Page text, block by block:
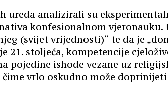
analizirali su
konfesionalnom vjeronauku.
(svijet vrijednosti)“ te da je
stoljeća, kompetencije
pojedine ishode vezane uz
vrlo oskudno može